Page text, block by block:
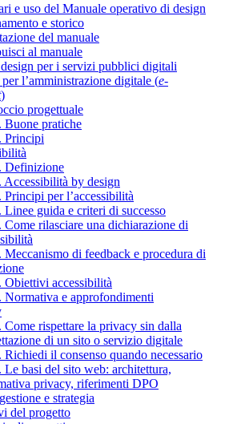
e uso del Manuale operativo di design
e storico
del manuale
al manuale
per i servizi pubblici digitali
l’amministrazione digitale (e-
)
progettuale
Buone pratiche
Principi
Definizione
Accessibilità by design
Principi per l’accessibilità
Linee guida e criteri di successo
Come rilasciare una dichiarazione di
Meccanismo di feedback e procedura di
Obiettivi accessibilità
Normativa e approfondimenti
Come rispettare la privacy sin dalla
di un sito o servizio digitale
Richiedi il consenso quando necessario
Le basi del sito web: architettura,
privacy, riferimenti DPO
e strategia
del progetto